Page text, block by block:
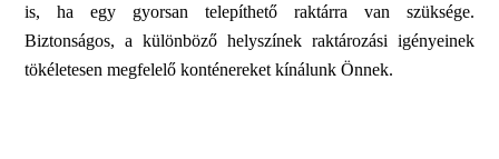
is, ha egy gyorsan telepíthető raktárra van szüksége.
Biztonságos, a különböző helyszínek raktározási igényeinek
tökéletesen megfelelő konténereket kínálunk Önnek.